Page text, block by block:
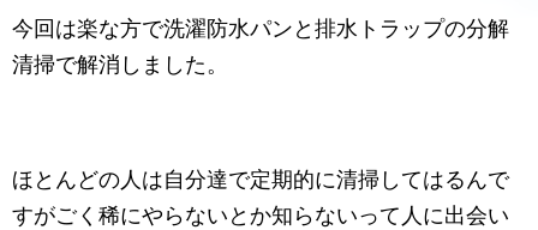
今回は楽な方で洗濯防水パンと排水トラップの分解
清掃で解消しました。
ほとんどの人は自分達で定期的に清掃してはるんで
すがごく稀にやらないとか知らないって人に出会い